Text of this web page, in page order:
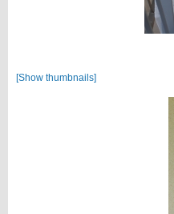
[Show thumbnails]